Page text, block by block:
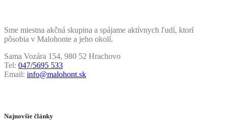
Sme miestna akčná skupina a spájame aktívnych ľudí, ktorí
pôsobia v Malohonte a jeho okolí.
Sama Vozára 154, 980 52 Hrachovo
Tel: 047/5695 533
Email: info@malohont.sk
Najnovšie články